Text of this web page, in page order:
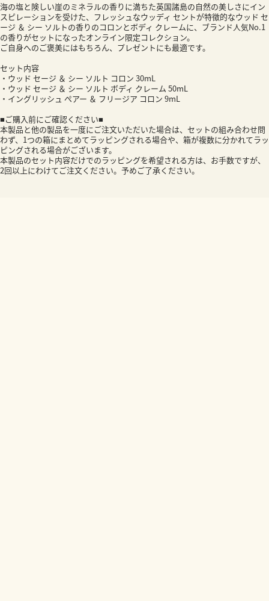
海の塩と険しい崖のミネラルの香りに満ちた英国諸島の自然の美しさにイン
スピレーションを受けた、フレッシュなウッディ セントが特徴的なウッド セ
ージ ＆ シー ソルトの香りのコロンとボディ クレームに、ブランド人気No.1
の香りがセットになったオンライン限定コレクション。
ご自身へのご褒美にはもちろん、プレゼントにも最適です。
セット内容
・ウッド セージ ＆ シー ソルト コロン 30mL
・ウッド セージ ＆ シー ソルト ボディ クレーム 50mL
・イングリッシュ ぺアー ＆ フリージア コロン 9mL
■ご購入前にご確認ください■
本製品と他の製品を一度にご注文いただいた場合は、セットの組み合わせ問
わず、1つの箱にまとめてラッピングされる場合や、箱が複数に分かれてラッ
ピングされる場合がございます。
本製品のセット内容だけでのラッピングを希望される方は、お手数ですが、
2回以上にわけてご注文ください。予めご了承ください。